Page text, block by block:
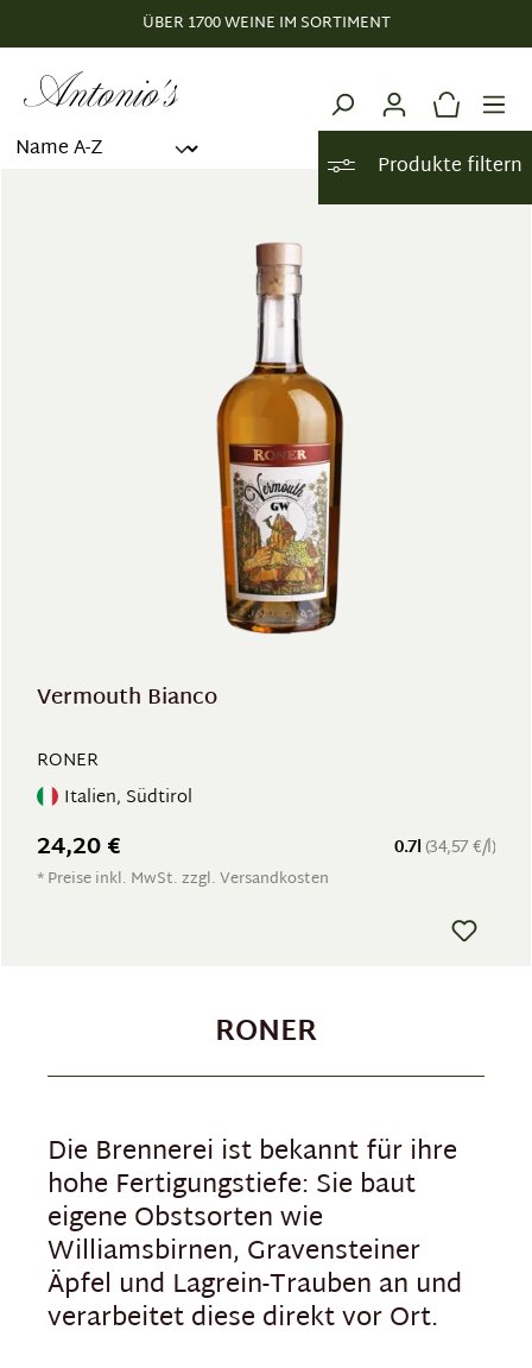
ÜBER 1700 WEINE IM SORTIMENT
Produkte filtern
Vermouth Bianco
RONER
Italien, Südtirol
0.7l (34,57 €/l)
24,20 €
* Preise inkl. MwSt. zzgl. Versandkosten
RONER
Die Brennerei ist bekannt für ihre
hohe Fertigungstiefe: Sie baut
eigene Obstsorten wie
Williamsbirnen, Gravensteiner
Äpfel und Lagrein-Trauben an und
verarbeitet diese direkt vor Ort.